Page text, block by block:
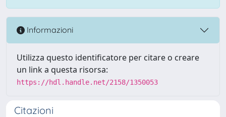
Informazioni
Utilizza questo identificatore per citare o creare
un link a questa risorsa:
https://hdl.handle.net/2158/1350053
Citazioni